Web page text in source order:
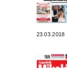
23.03.2018